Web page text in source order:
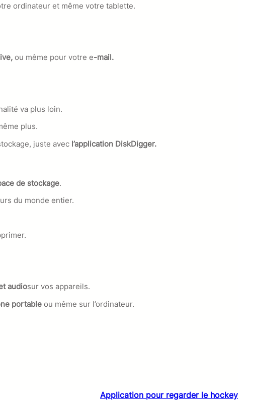
ordinateur et même votre tablette.
ou même pour votre e-mail.
va plus loin.
plus.
juste avec l’application DiskDigger.
de stockage.
du monde entier.
audiosur vos appareils.
portable ou même sur l’ordinateur.
Application pour regarder le hockey